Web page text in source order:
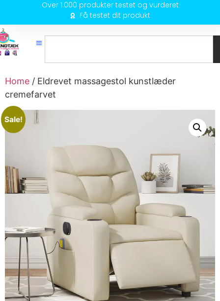
Over 1.000 produkter testet og vurderet
Få testet dit produkt
Home / Eldrevet massagestol kunstlæder
cremefarvet
Sale!